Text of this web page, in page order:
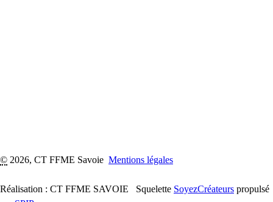
© 2026, CT FFME Savoie Mentions légales
Réalisation : CT FFME SAVOIE Squelette SoyezCréateurs propulsé